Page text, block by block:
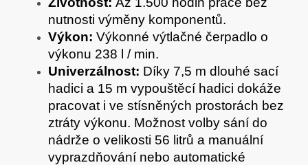
nutnosti výměny komponentů.
Výkon: Výkonné výtlačné čerpadlo o
výkonu 238 l / min.
Univerzálnost: Díky 7,5 m dlouhé sací
hadici a 15 m vypouštěcí hadici dokáže
pracovat i ve stísněných prostorách bez
ztráty výkonu. Možnost volby sání do
nádrže o velikosti 56 litrů a manuální
vyprazdňování nebo automatické